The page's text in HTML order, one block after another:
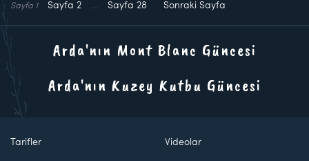
Sayfa 1 Sayfa 2 … Sayfa 28 Sonraki Sayfa
Arda'nın Mont Blanc Güncesi
Arda'nın Kuzey Kutbu Güncesi
Tarifler Videolar